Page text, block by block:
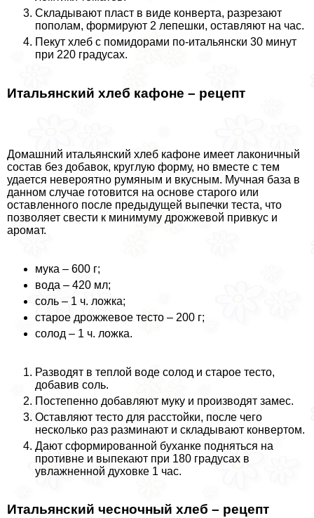
Складывают пласт в виде конверта, разрезают
пополам, формируют 2 лепешки, оставляют на час.
Пекут хлеб с помидорами по-итальянски 30 минут
при 220 градусах.
Итальянский хлеб кафоне – рецепт
Домашний итальянский хлеб кафоне имеет лаконичный
состав без добавок, круглую форму, но вместе с тем
удается невероятно румяным и вкусным. Мучная база в
данном случае готовится на основе старого или
оставленного после предыдущей выпечки теста, что
позволяет свести к минимуму дрожжевой привкус и
аромат.
мука – 600 г;
вода – 420 мл;
соль – 1 ч. ложка;
старое дрожжевое тесто – 200 г;
солод – 1 ч. ложка.
Разводят в теплой воде солод и старое тесто,
добавив соль.
Постепенно добавляют муку и производят замес.
Оставляют тесто для расстойки, после чего
несколько раз разминают и складывают конвертом.
Дают сформированной буханке подняться на
противне и выпекают при 180 градусах в
увлажненной духовке 1 час.
Итальянский чесночный хлеб – рецепт